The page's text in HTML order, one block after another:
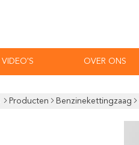
VIDEO'S OVER ONS
Producten Benzinekettingzaag